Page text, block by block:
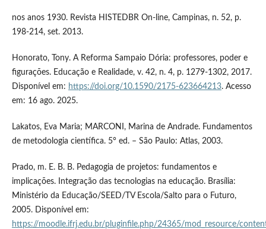
nos anos 1930. Revista HISTEDBR On-line, Campinas, n. 52, p.
198-214, set. 2013.
Honorato, Tony. A Reforma Sampaio Dória: professores, poder e
figurações. Educação e Realidade, v. 42, n. 4, p. 1279-1302, 2017.
Disponível em: https://doi.org/10.1590/2175-623664213. Acesso
em: 16 ago. 2025.
Lakatos, Eva Maria; MARCONI, Marina de Andrade. Fundamentos
de metodologia científica. 5° ed. – São Paulo: Atlas, 2003.
Prado, m. E. B. B. Pedagogia de projetos: fundamentos e
implicações. Integração das tecnologias na educação. Brasília:
Ministério da Educação/SEED/TV Escola/Salto para o Futuro,
2005. Disponível em:
https://moodle.ifrj.edu.br/pluginfile.php/24365/mod_resource/